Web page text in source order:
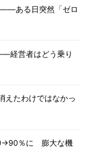
――ある日突然「ゼロ
経営者はどう乗り
えたわけではなかっ
％に 膨大な機